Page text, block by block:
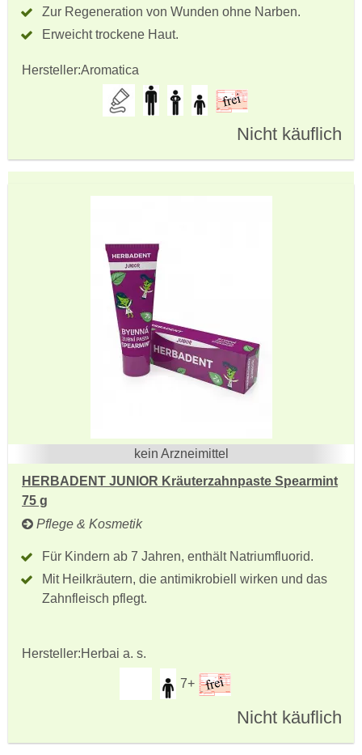
Zur Regeneration von Wunden ohne Narben.
Erweicht trockene Haut.
Hersteller:Aromatica
Nicht käuflich
kein Arzneimittel
HERBADENT JUNIOR Kräuterzahnpaste Spearmint
75 g
Pflege & Kosmetik
Für Kindern ab 7 Jahren, enthält Natriumfluorid.
Mit Heilkräutern, die antimikrobiell wirken und das
Zahnfleisch pflegt.
Hersteller:Herbai a. s.
7+
Nicht käuflich